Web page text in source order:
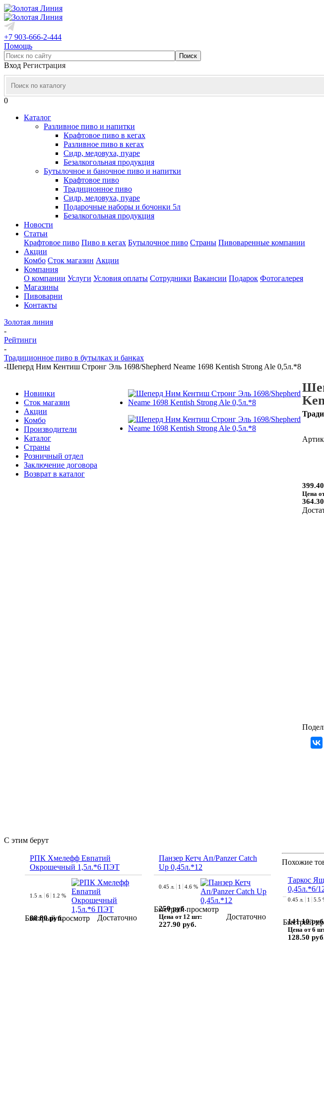
+7 903-666-2-444
Помощь
Вход Регистрация
0
Каталог
Разливное пиво и напитки
Крафтовое пиво в кегах
Разливное пиво в кегах
Сидр, медовуха, пуаре
Безалкогольная продукция
Бутылочное и баночное пиво и напитки
Крафтовое пиво
Традиционное пиво
Сидр, медовуха, пуаре
Подарочные наборы и бочонки 5л
Безалкогольная продукция
Новости
Статьи
Крафтовое пиво Пиво в кегах Бутылочное пиво Страны Пивоваренные компании
Акции
Комбо Сток магазин Акции
Компания
О компании Услуги Условия оплаты Сотрудники Вакансии Подарок Фотогалерея
Магазины
Пивоварни
Контакты
Золотая линия
-
Рейтинги
-
Традиционное пиво в бутылках и банках
-Шеперд Ним Кентиш Стронг Эль 1698/Shepherd Neame 1698 Kentish Strong Ale 0,5л.*8
Новинки
Сток магазин
Акции
Комбо
Производители
Каталог
Страны
Розничный отдел
Заключение договора
Возврат в каталог
Цена
С этим берут
РПК Хмелефф Евпатий
Окрошечный 1,5л.*6 ПЭТ
Быстрый просмотр
1.5 л. 6 1.2 %
88.80 руб. Достаточно
Панзер Кетч Ап/Panzer Catch
Up 0,45л.*12
Быстрый просмотр
0.45 л. 1 4.6 %
250 руб.
Цена от 12 шт:
227.90 руб.
Достаточно
Похожие
Таркос
0,45л.*6/
Быстрый
0.45 л. 1 5.5
141.10
Цена от 6
128.50